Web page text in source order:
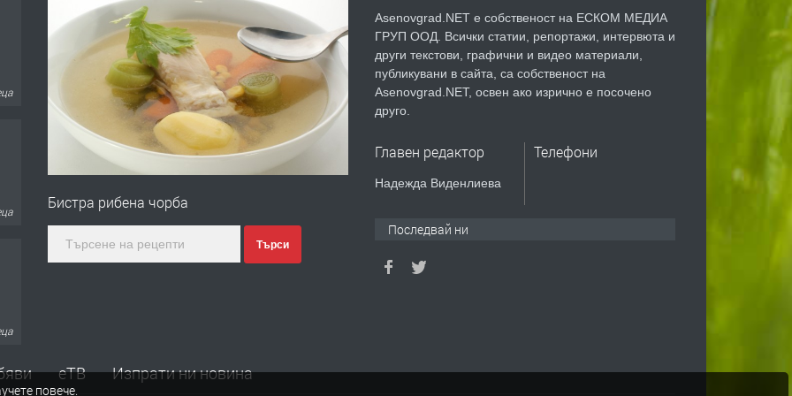
Бистра рибена чорба
Търси
Asenovgrad.NET е собственост на ЕСКОМ МЕДИА
ГРУП ООД. Всички статии, репортажи, интервюта и
други текстови, графични и видео материали,
публикувани в сайта, са собственост на
Asenovgrad.NET, освен ако изрично е посочено
друго.
Главен редактор
Надежда Виденлиева
Телефони
Последвай ни
еТВ Изпрати ни новина
повече.